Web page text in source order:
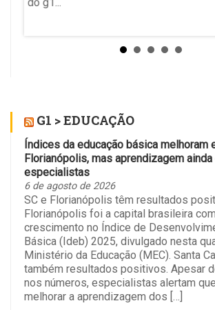
do g1...
G1 > EDUCAÇÃO
Índices da educação básica melhoram
Florianópolis, mas aprendizagem
especialistas
6 de agosto de 2026
SC e Florianópolis têm resultados
Florianópolis foi a capital brasileira
crescimento no Índice de
Básica (Ideb) 2025, divulgado nesta
Ministério da Educação (MEC). Santa
também resultados positivos. Apesar
nos números, especialistas alertam
melhorar a aprendizagem dos […]